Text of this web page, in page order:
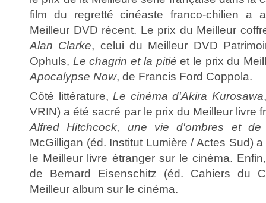
film du regretté cinéaste franco-chilien a
Meilleur DVD récent. Le prix du Meilleur
Alan Clarke, celui du Meilleur DVD
Ophuls, Le chagrin et la pitié et le prix du
Apocalypse Now, de Francis Ford Coppola.
Côté littérature,Le cinéma d'Akira Kurosawa
VRIN) a été sacré par le prix du Meilleur livre
Alfred Hitchcock, une vie d'ombres et de
McGilligan (éd. Institut Lumière / Actes Sud)
le Meilleur livre étranger sur le cinéma.
de Bernard Eisenschitz (éd. Cahiers du
Meilleur album sur le cinéma.